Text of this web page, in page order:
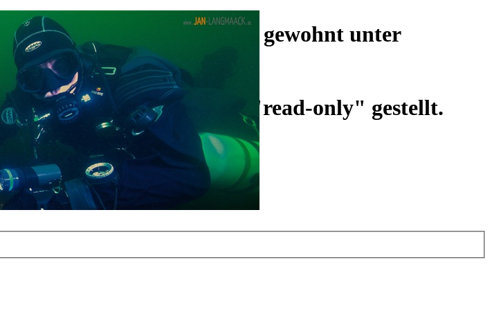
umgezogen und wie gewohnt unter
alten Galerieund ist auf "read-only" gestellt.